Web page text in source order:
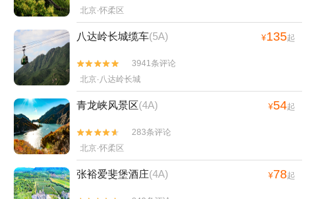
北京·怀柔区
八达岭长城缆车(5A) ¥135起


3941条评论
北京·八达岭长城
青龙峡风景区(4A) ¥54起


283条评论
北京·怀柔区
张裕爱斐堡酒庄(4A) ¥78起